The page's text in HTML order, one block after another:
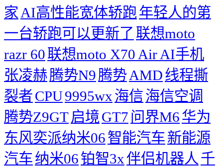
家 AI高性能宽体轿跑年轻人的第
一台轿跑可以更新了 联想moto
razr 60联想moto X70 Air AI手机
张凌赫腾势N9腾势AMD线程撕
裂者CPU9995wx海信海信空调
腾势Z9GT启境GT7 问界M6华为
东风奕派纳米06智能汽车新能源
汽车纳米06铂智3x伴侣机器人 千